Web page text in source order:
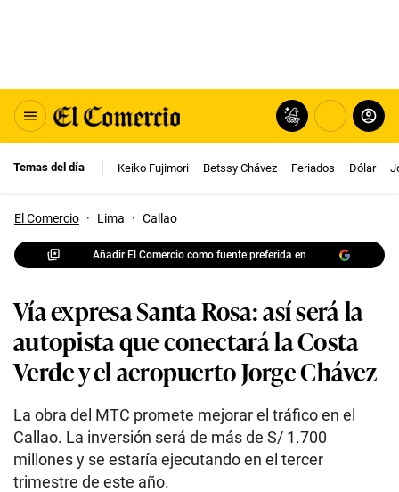
Temas del día Keiko Fujimori Betssy Chávez Feriados Dólar
El Comercio · Lima · Callao
Añadir El Comercio como fuente preferida en
Vía expresa Santa Rosa: así será la
autopista que conectará la Costa
Verde y el aeropuerto Jorge Chávez
La obra del MTC promete mejorar el tráfico en el
Callao. La inversión será de más de S/ 1.700
millones y se estaría ejecutando en el tercer
trimestre de este año.